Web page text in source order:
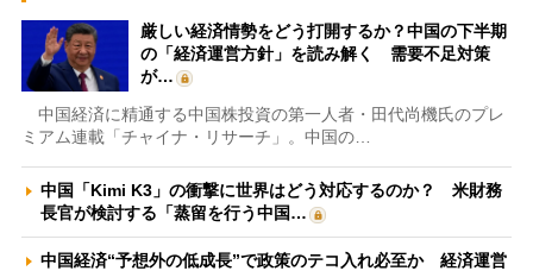
厳しい経済情勢をどう打開するか？中国の下半期
の「経済運営方針」を読み解く 需要不足対策
が…
中国経済に精通する中国株投資の第一人者・田代尚機氏のプレ
ミアム連載「チャイナ・リサーチ」。中国の…
中国「Kimi K3」の衝撃に世界はどう対応するのか？ 米財務
長官が検討する「蒸留を行う中国…
中国経済“予想外の低成長”で政策のテコ入れ必至か 経済運営